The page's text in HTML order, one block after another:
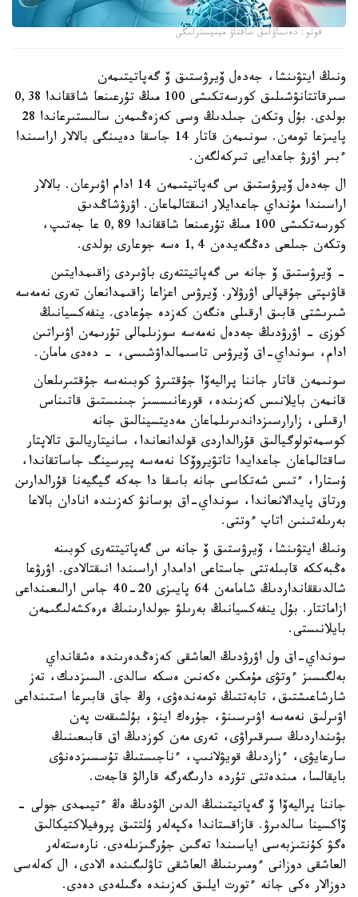
فوتو: دەنساۋلىق ساقتاۋ مينيسترلىگى
ونىڭ ايتۋىنشا، جەدەل ۆيرۋستىق ۆ گەپاتيتىمەن
سىرقاتتانۋشىلىق كورسەتكىشى 100 مىڭ تۇرعىنعا شاققاندا 0,38
بولدى. بۇل وتكەن جىلدىڭ وسى كەزەڭىمەن سالىستىرعاندا 28
پايىزعا تومەن. سونىمەن قاتار 14 جاسقا دەيىنگى بالالار اراسىندا
ءبىر اۋرۋ جاعدايى تىركەلگەن.
ال جەدەل ۆيرۋستىق س گەپاتيتىمەن 14 ادام اۋىرعان. بالالار
اراسىندا مۇنداي جاعدايلار انىقتالماعان. اۋرۋشاڭدىق
كورسەتكىشى 100 مىڭ تۇرعىنعا شاققاندا 0,89 عا جەتىپ،
وتكەن جىلعى دەڭگەيدەن 1,4 ەسە جوعارى بولدى.
- ۆيرۋستىق ۆ جانە س گەپاتيتتەرى باۋىردى زاقىمدايتىن
قاۋىپتى جۇقپالى اۋرۋلار. ۆيرۋس اعزاعا زاقىمدانعان تەرى نەمەسە
شىرىشتى قابىق ارقىلى ەنگەن كەزدە جۇعادى. ينفەكسيانىڭ
كوزى - اۋرۋدىڭ جەدەل نەمەسە سوزىلمالى تۇرىمەن اۋىراتىن
ادام، سونداي-اق ۆيرۋس تاسىمالداۋشىسى، - دەدى مامان.
سونىمەن قاتار جاننا پراليەۆا جۇقتىرۋ كوبىنەسە جۇقتىرىلعان
قانمەن بايلانىس كەزىندە، قورعانىسسىز جىنىستىق قاتىناس
ارقىلى، زارارسىزداندىرىلماعان مەديتسينالىق جانە
كوسمەتولوگيالىق قۇرالداردى قولدانعاندا، سانيتاريالىق تالاپتار
ساقتالماعان جاعدايدا تاتۋيروۆكا نەمەسە پيرسينگ جاساتقاندا،
ۇستارا، ءتىس شەتكاسى جانە باسقا دا جەكە گيگيەنا قۇرالدارىن
ورتاق پايدالانعاندا، سونداي-اق بوسانۋ كەزىندە انادان بالاعا
بەرىلەتىنىن اتاپ ءوتتى.
ونىڭ ايتۋىنشا، ۆيرۋستىق ۆ جانە س گەپاتيتتەرى كوبىنە
ەڭبەككە قابىلەتتى جاستاعى ادامدار اراسىندا انىقتالادى. اۋرۋعا
شالدىققانداردىڭ شامامەن 64 پايىزى 20-40 جاس ارالىعىنداعى
ازاماتتار. بۇل ينفەكسيانىڭ بەرىلۋ جولدارىنىڭ ەرەكشەلىگىمەن
بايلانىستى.
سونداي-اق ول اۋرۋدىڭ العاشقى كەزەڭدەرىندە ەشقانداي
بەلگىسىز ءوتۋى مۇمكىن ەكەنىن ەسكە سالدى. السىزدىك، تەز
شارشاعىشتىق، تابەتتىڭ تومەندەۋى، وڭ جاق قابىرعا استىنداعى
اۋىرلىق نەمەسە اۋىرسىنۋ، جۇرەك اينۋ، بۇلشىقەت پەن
بۋىنداردىڭ سىرقىراۋى، تەرى مەن كوزدىڭ اق قابىعىنىڭ
سارعايۋى، ءزاردىڭ قويۋلانىپ، ءناجىستىڭ تۇسسىزدەنۋى
بايقالسا، مىندەتتى تۇردە دارىگەرگە قارالۋ قاجەت.
جاننا پراليەۆا ۆ گەپاتيتىنىڭ الدىن الۋدىڭ ەڭ ءتيىمدى جولى -
ۆاكسينا سالدىرۋ. قازاقستاندا ەكپەلەر ۇلتتىق پروفيلاكتيكالىق
ەگۋ كۇنتىزبەسى اياسىندا تەگىن جۇرگىزىلەدى. نارەستەلەر
العاشقى دوزانى ءومىرىنىڭ العاشقى تاۋلىگىندە الادى، ال كەلەسى
دوزالار ەكى جانە ءتورت ايلىق كەزىندە ەگىلەدى دەدى.